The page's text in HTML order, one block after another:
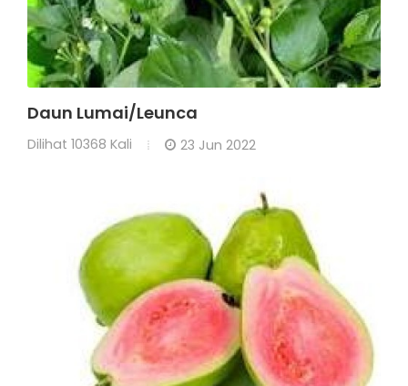
Daun Lumai/Leunca
Dilihat 10368 Kali 23 Jun 2022